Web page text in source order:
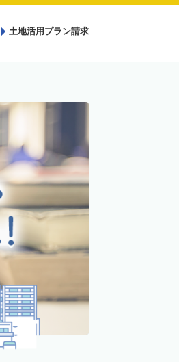
土地活用プラン請求